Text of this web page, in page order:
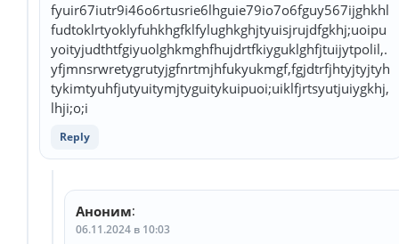
fyuir67iutr9i46o6rtusrie6lhguie79io7o6fguy567ijghkhl
fudtoklrtyoklyfuhkhgfklfylughkghjtyuisjrujdfgkhj;uoipu
yoityjudthtfgiyuolghkmghfhujdrtfkiyguklghfjtuijytpolil,.
yfjmnsrwretygrutyjgfnrtmjhfukyukmgf,fgjdtrfjhtyjtyjtyh
tykimtyuhfjutyuitymjtyguitykuipuoi;uiklfjrtsyutjuiygkhj,
lhji;o;i
Reply
Аноним:
06.11.2024 в 10:03